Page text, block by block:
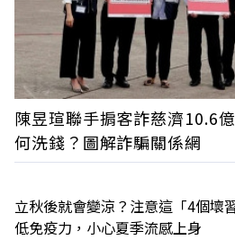
陳昱瑄聯手掮客詐慈濟10.6
何洗錢？圖解詐騙關係網
立秋後就會變涼？注意這「4個壞
低免疫力，小心夏季流感上身